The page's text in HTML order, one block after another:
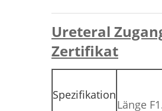
Ureteral
Zertifikat
Spezifikation
Länge